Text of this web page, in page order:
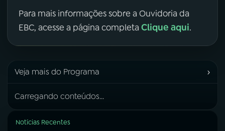
Para mais informações sobre a Ouvidoria da
EBC, acesse a página completa Clique aqui.
Veja mais do Programa ›
Carregando conteúdos...
Notícias Recentes